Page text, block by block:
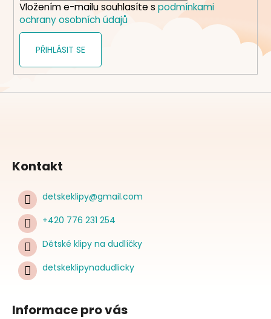
Vložením e-mailu souhlasíte s podmínkami
ochrany osobních údajů
PŘIHLÁSIT SE
Kontakt
detskeklipy@gmail.com
+420 776 231 254
Dětské klipy na dudlíčky
detskeklipynadudlicky
Informace pro vás